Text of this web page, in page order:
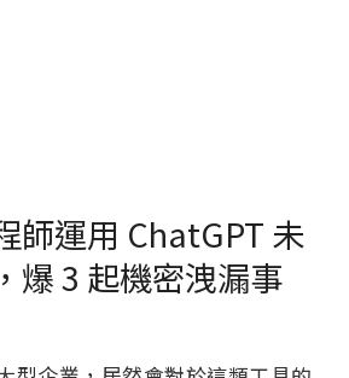
師運用 ChatGPT 未
爆 3 起機密洩漏事